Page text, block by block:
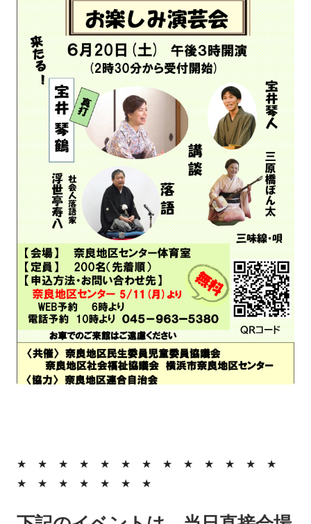
★ ★ ★ ★ ★ ★ ★ ★ ★ ★ ★ ★ ★
★ ★ ★ ★ ★ ★ ★